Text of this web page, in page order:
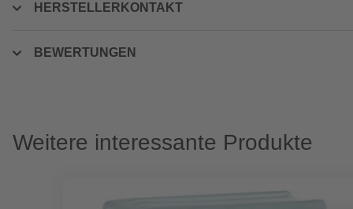
HERSTELLERKONTAKT
BEWERTUNGEN
Weitere interessante Produkte